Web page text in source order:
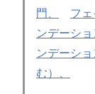
門、
フェ
ンデーショ
ンデーシ
む）、